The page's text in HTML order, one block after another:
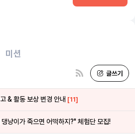
미션
& 활동 보상 변경 안내 [11]
냥이가 죽으면 어떡하지?" 체험단 모집!